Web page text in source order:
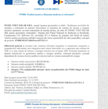
obținute
de
asociații
și
fundații
Posted
in